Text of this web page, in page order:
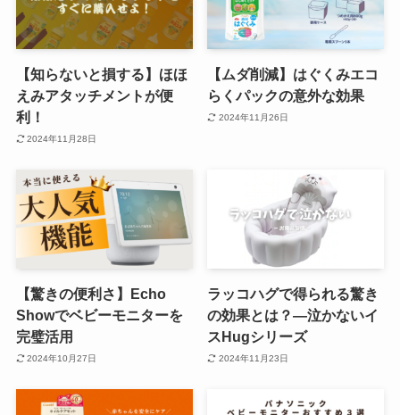
【知らないと損する】ほほ
えみアタッチメントが便
利！
2024年11月28日
【ムダ削減】はぐくみエコ
らくパックの意外な効果
2024年11月26日
【驚きの便利さ】Echo
Showでベビーモニターを
完璧活用
2024年10月27日
ラッコハグで得られる驚き
の効果とは？―泣かないイ
スHugシリーズ
2024年11月23日